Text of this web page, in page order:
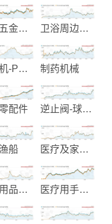
卫浴五金零配件 卫浴周边设备-给皂机
制绳机-PP编织袋-塑胶废料回收 制药机械
配件 逆止阀-球阀-蝶阀
船 医疗及家居医护用品
医疗用品设备 医疗用手推车